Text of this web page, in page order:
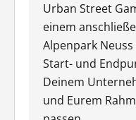
Urban Street
einem
Alpenpark
Start- und
Deinem
und Eurem